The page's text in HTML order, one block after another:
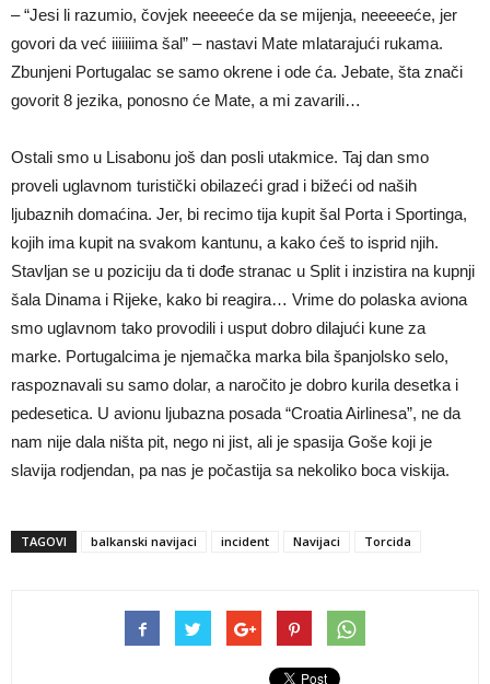
– “Jesi li razumio, čovjek neeeeće da se mijenja, neeeeeće, jer
govori da već iiiiiiima šal” – nastavi Mate mlatarajući rukama.
Zbunjeni Portugalac se samo okrene i ode ća. Jebate, šta znači
govorit 8 jezika, ponosno će Mate, a mi zavarili…
Ostali smo u Lisabonu još dan posli utakmice. Taj dan smo
proveli uglavnom turistički obilazeći grad i bižeći od naših
ljubaznih domaćina. Jer, bi recimo tija kupit šal Porta i Sportinga,
kojih ima kupit na svakom kantunu, a kako ćeš to isprid njih.
Stavljan se u poziciju da ti dođe stranac u Split i inzistira na kupnji
šala Dinama i Rijeke, kako bi reagira… Vrime do polaska aviona
smo uglavnom tako provodili i usput dobro dilajući kune za
marke. Portugalcima je njemačka marka bila španjolsko selo,
raspoznavali su samo dolar, a naročito je dobro kurila desetka i
pedesetica. U avionu ljubazna posada “Croatia Airlinesa”, ne da
nam nije dala ništa pit, nego ni jist, ali je spasija Goše koji je
slavija rodjendan, pa nas je počastija sa nekoliko boca viskija.
TAGOVI balkanski navijaci incident Navijaci Torcida